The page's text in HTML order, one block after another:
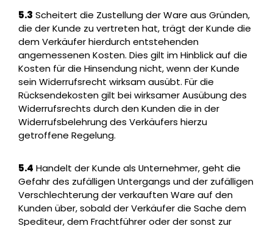
5.3 Scheitert die Zustellung der Ware aus Gründen,
die der Kunde zu vertreten hat, trägt der Kunde die
dem Verkäufer hierdurch entstehenden
angemessenen Kosten. Dies gilt im Hinblick auf die
Kosten für die Hinsendung nicht, wenn der Kunde
sein Widerrufsrecht wirksam ausübt. Für die
Rücksendekosten gilt bei wirksamer Ausübung des
Widerrufsrechts durch den Kunden die in der
Widerrufsbelehrung des Verkäufers hierzu
getroffene Regelung.
5.4 Handelt der Kunde als Unternehmer, geht die
Gefahr des zufälligen Untergangs und der zufälligen
Verschlechterung der verkauften Ware auf den
Kunden über, sobald der Verkäufer die Sache dem
Spediteur, dem Frachtführer oder der sonst zur